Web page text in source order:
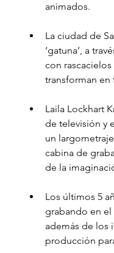
animados.
La ciudad de
‘gatuna’, a
con
transforman en
Laila Lockhart
de televisión y
un
cabina de
de la
Los últimos 5
grabando en el
además de los
producción